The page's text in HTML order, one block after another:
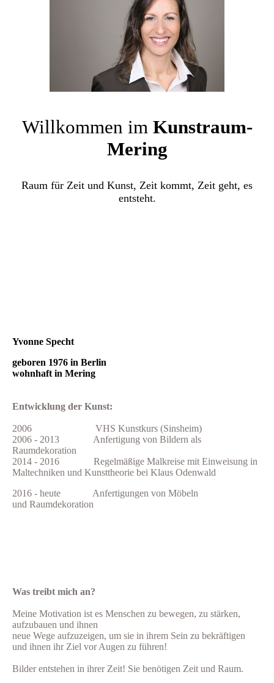
Willkommen im Kunstraum-
Mering
Raum für Zeit und Kunst, Zeit kommt, Zeit geht, es
entsteht.
Yvonne Specht
geboren 1976 in Berlin
wohnhaft in Mering
Entwicklung der Kunst:
2006 VHS Kunstkurs (Sinsheim)
2006 - 2013 Anfertigung von Bildern als
Raumdekoration
2014 - 2016 Regelmäßige Malkreise mit Einweisung in
Maltechniken und Kunsttheorie bei Klaus Odenwald
2016 - heute Anfertigungen von Möbeln
und Raumdekoration
Was treibt mich an?
Meine Motivation ist es Menschen zu bewegen, zu stärken,
aufzubauen und ihnen
neue Wege aufzuzeigen, um sie in ihrem Sein zu bekräftigen
und ihnen ihr Ziel vor Augen zu führen!
Bilder entstehen in ihrer Zeit! Sie benötigen Zeit und Raum.